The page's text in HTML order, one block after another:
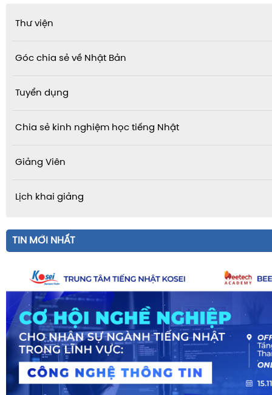
Thư viện
Góc chia sẻ về Nhật Bản
Tuyển dụng
Chia sẻ kinh nghiệm học tiếng Nhật
Giảng Viên
Lịch khai giảng
TIN MỚI NHẤT